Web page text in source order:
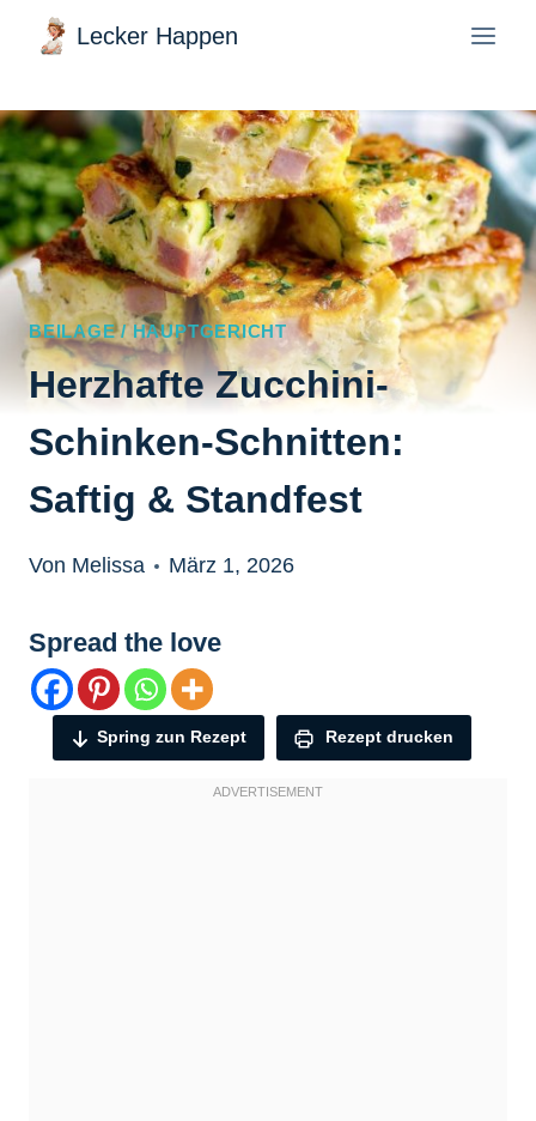
Zum
Inhalt
springen
Lecker Happen
BEILAGE / HAUPTGERICHT
Herzhafte Zucchini-
Schinken-Schnitten:
Saftig & Standfest
Von Melissa März 1, 2026
Spread the love
Spring zun Rezept Rezept drucken